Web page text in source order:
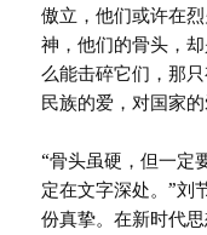
傲立，他们或许在
神，他们的骨头，
么能击碎它们，那
民族的爱，对国家
“骨头虽硬，但一定
定在文字深处。”刘
份真挚。在新时代